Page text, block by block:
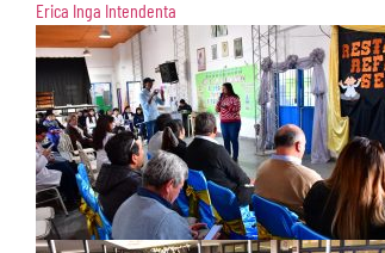
Erica Inga Intendenta